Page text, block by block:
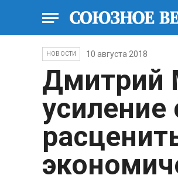
НОВОСТИ 10 августа 2018
Дмитрий